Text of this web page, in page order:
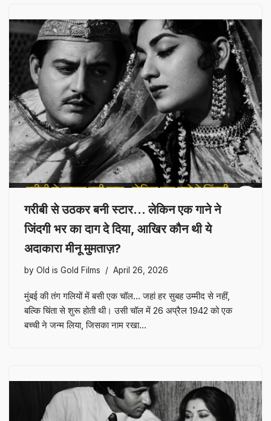
गरीबी से उठकर बनी स्टार… लेकिन एक गाने ने
जिंदगी भर का दाग दे दिया, आखिर कौन थी ये
अदाकारा मीनू मुमताज़?
by Old is Gold Films April 26, 2026
मुंबई की तंग गलियों में बसी एक चॉल… जहां हर सुबह उम्मीद से नहीं,
बल्कि चिंता से शुरू होती थी। उसी चॉल में 26 अप्रैल 1942 को एक
बच्ची ने जन्म लिया, जिसका नाम रखा…